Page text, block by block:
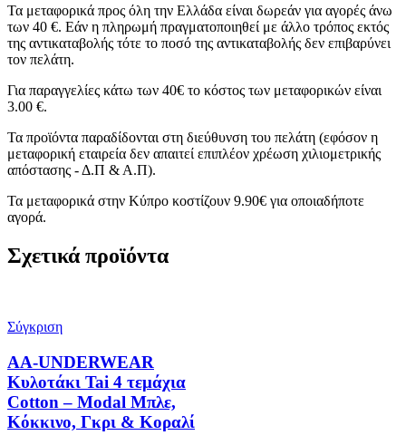
Τα μεταφορικά προς όλη την Ελλάδα είναι δωρεάν για αγορές άνω
των 40 €. Εάν η πληρωμή πραγματοποιηθεί με άλλο τρόπος εκτός
της αντικαταβολής τότε το ποσό της αντικαταβολής δεν επιβαρύνει
τον πελάτη.
Για παραγγελίες κάτω των 40€ το κόστος των μεταφορικών είναι
3.00 €.
Τα προϊόντα παραδίδονται στη διεύθυνση του πελάτη (εφόσον η
μεταφορική εταιρεία δεν απαιτεί επιπλέον χρέωση χιλιομετρικής
απόστασης - Δ.Π & Α.Π).
Τα μεταφορικά στην Κύπρο κοστίζουν 9.90€ για οποιαδήποτε
αγορά.
Σχετικά προϊόντα
Σύγκριση
AA-UNDERWEAR
Κυλοτάκι Tai 4 τεμάχια
Cotton – Modal Μπλε,
Κόκκινο, Γκρι & Κοραλί